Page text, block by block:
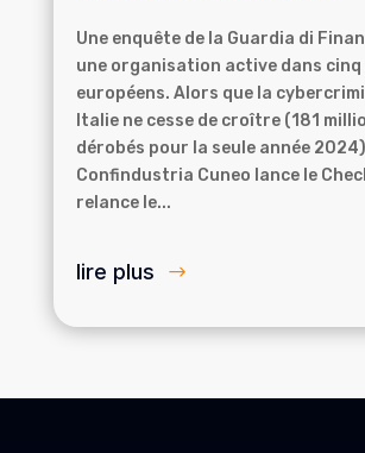
Une enquête de la Guardia di
une organisation active dans cinq
européens. Alors que la
Italie ne cesse de croître (181
dérobés pour la seule année
Confindustria Cuneo lance le
relance le...
lire plus